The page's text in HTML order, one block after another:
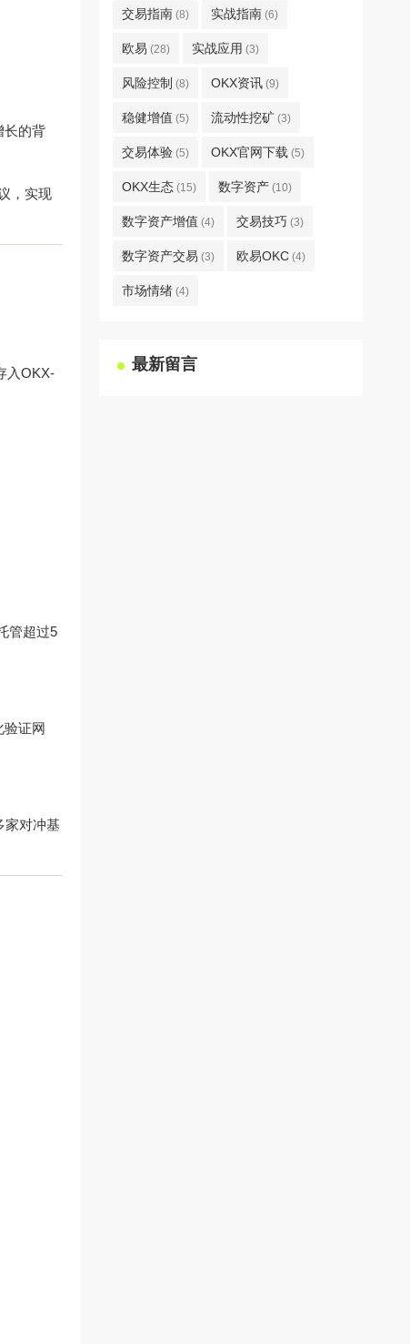
长的背
，实现
入OKX-
管超过5
验证网
家对冲基
交易指南 (8) 实战指南 (6)
欧易 (28) 实战应用 (3)
风险控制 (8) OKX资讯 (9)
稳健增值 (5) 流动性挖矿 (3)
交易体验 (5) OKX官网下载 (5)
OKX生态 (15) 数字资产 (10)
数字资产增值 (4) 交易技巧 (3)
数字资产交易 (3) 欧易OKC (4)
市场情绪 (4)
最新留言